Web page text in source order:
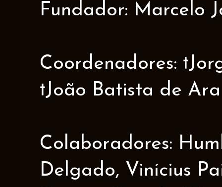
Fundador: Marcelo
Coordenadores:
†João Batista de
Colaboradores:
Delgado, Vinícius